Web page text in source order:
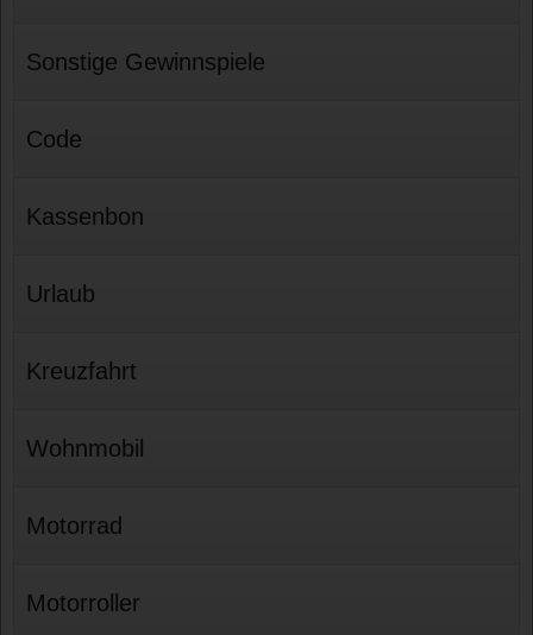
Sonstige Gewinnspiele
Code
Kassenbon
Urlaub
Kreuzfahrt
Wohnmobil
Motorrad
Motorroller